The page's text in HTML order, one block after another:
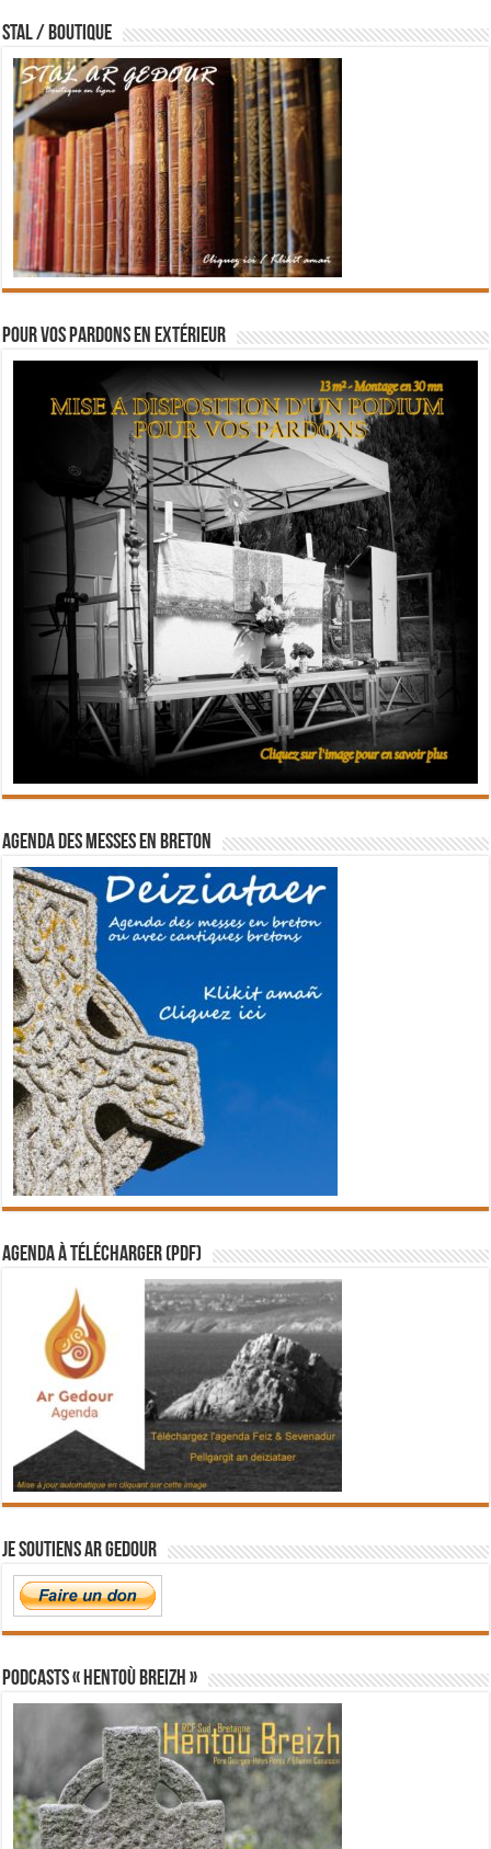
STAL / BOUTIQUE
Pour vos pardons en extérieur
Agenda des messes en breton
Agenda à télécharger (PDF)
Je soutiens Ar Gedour
PODCASTS « Hentoù Breizh »